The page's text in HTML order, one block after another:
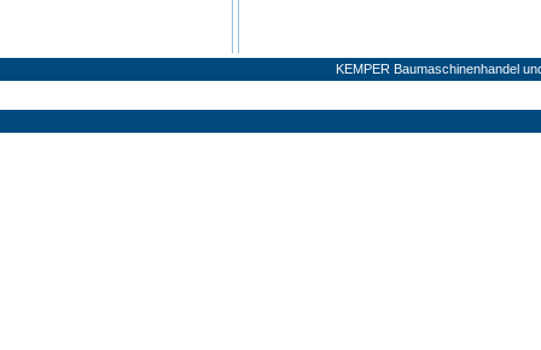
KEMPER Baumaschinenhandel